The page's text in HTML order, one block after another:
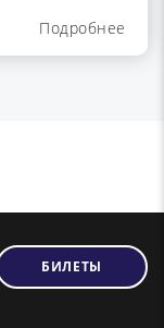
Подробнее
БИЛЕТЫ